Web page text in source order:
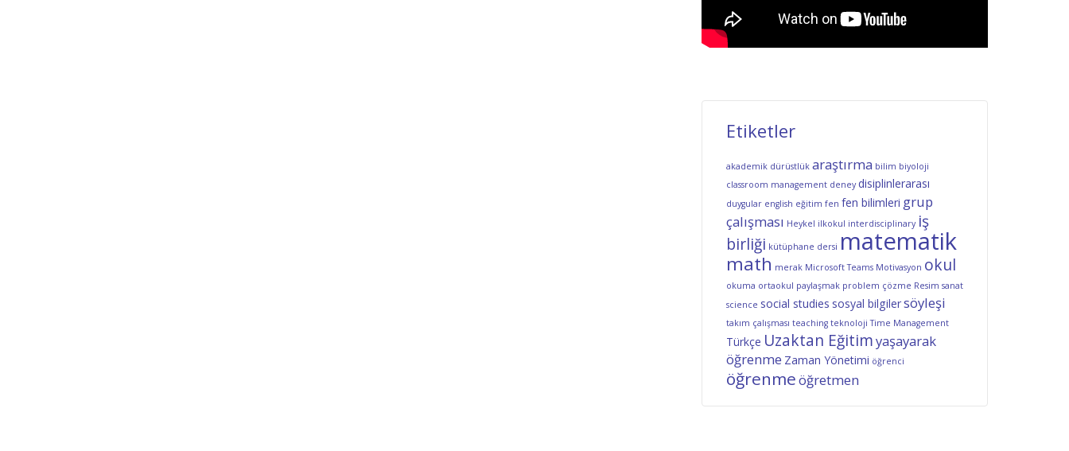
Etiketler
akademik dürüstlük araştırma bilim biyoloji
classroom management deney disiplinlerarası
duygular english eğitim fen fen bilimleri grup
çalışması Heykel ilkokul interdisciplinary iş
birliği kütüphane dersi matematik
math merak Microsoft Teams Motivasyon okul
okuma ortaokul paylaşmak problem çözme Resim sanat
science social studies sosyal bilgilersöyleşi
takım çalışması teaching teknoloji Time Management
Türkçe Uzaktan Eğitimyaşayarak
öğrenme Zaman Yönetimi öğrenci
öğrenmeöğretmen